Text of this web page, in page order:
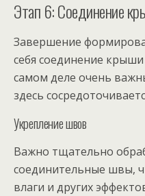
Этап 6: Соединение
Завершение
себя соединение
самом деле очень
здесь
Укрепление швов
Важно тщательно
соединительные швы,
влаги и других